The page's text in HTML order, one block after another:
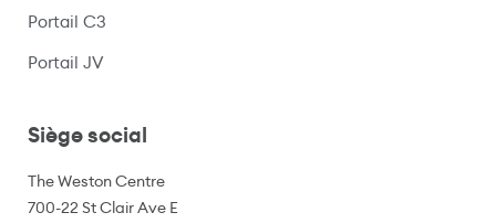
Portail C3
Portail JV(s’ouvre dans une nouvelle fenêtre)
Siège social
The Weston Centre
700-22 St Clair Ave E